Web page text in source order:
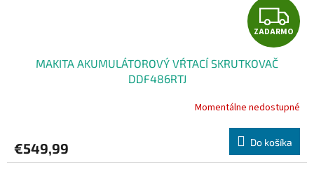
Z
A
A
R
M
ZADARMO
MAKITA AKUMULÁTOROVÝ VŔTACÍ SKRUTKOVAČ
DDF486RTJ
Momentálne nedostupné
€549,99 Do košíka